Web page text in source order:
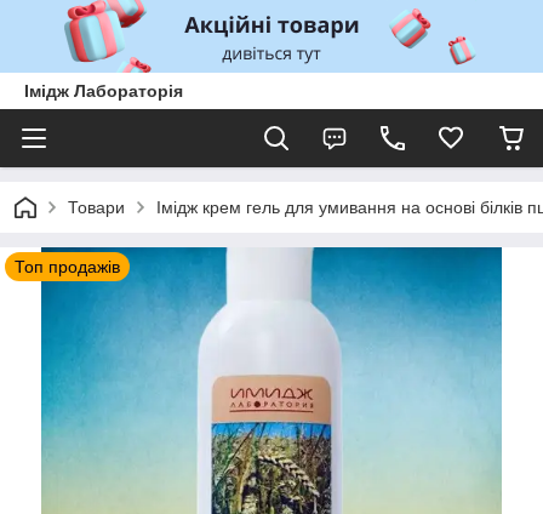
Імідж Лабораторія
Товари Імідж крем гель для умивання на основі білків
Топ продажів